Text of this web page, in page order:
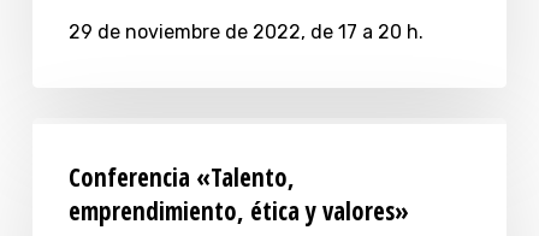
29 de noviembre de 2022, de 17 a 20 h.
Conferencia «Talento,
emprendimiento, ética y valores»